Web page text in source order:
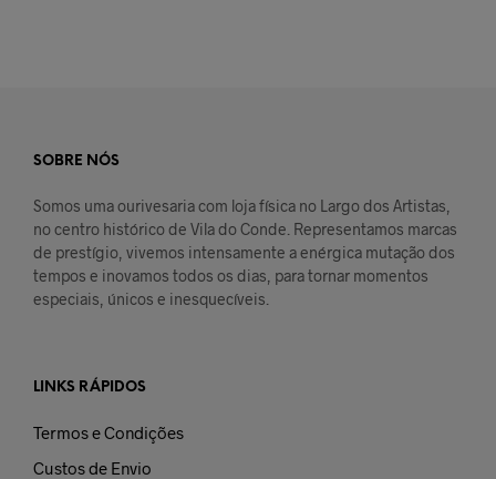
SOBRE NÓS
Somos uma ourivesaria com loja física no Largo dos Artistas,
no centro histórico de Vila do Conde. Representamos marcas
de prestígio, vivemos intensamente a enérgica mutação dos
tempos e inovamos todos os dias, para tornar momentos
especiais, únicos e inesquecíveis.
LINKS RÁPIDOS
Termos e Condições
Custos de Envio